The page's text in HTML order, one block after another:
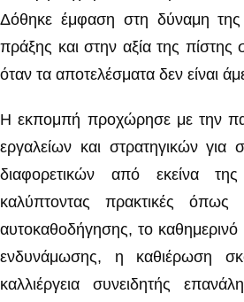
Δόθηκε έμφαση στη δύναμη της
πράξης και στην αξία της πίστης
όταν τα αποτελέσματα δεν είναι
Η εκπομπή προχώρησε με την
εργαλείων και στρατηγικών για
διαφορετικών από εκείνα της
καλύπτοντας πρακτικές
αυτοκαθοδήγησης, το
ενδυνάμωσης, η καθιέρωση
καλλιέργεια συνειδητής